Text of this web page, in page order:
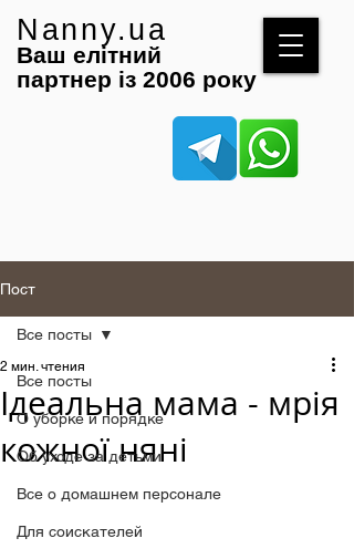
Nanny.ua
Ваш елітний
партнер із 2006 року
Пост
Все посты
О уборке и порядке
Об уходе за детьми
Все о домашнем персонале
Для соискателей
Все посты
Ідеальна мама - мрія
кожної няні
2 мин. чтения